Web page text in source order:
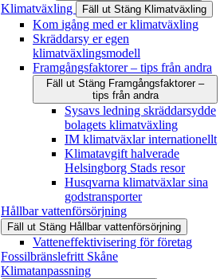
Klimatväxling Fäll ut Stäng Klimatväxling
Kom igång med er klimatväxling
Skräddarsy er egen
klimatväxlingsmodell
Framgångsfaktorer – tips från andra
Fäll ut Stäng Framgångsfaktorer –
tips från andra
Sysavs ledning skräddarsydde
bolagets klimatväxling
IM klimatväxlar internationellt
Klimatavgift halverade
Helsingborg Stads resor
Husqvarna klimatväxlar sina
godstransporter
Hållbar vattenförsörjning
Fäll ut Stäng Hållbar vattenförsörjning
Vatteneffektivisering för företag
Fossilbränslefritt Skåne
Klimatanpassning